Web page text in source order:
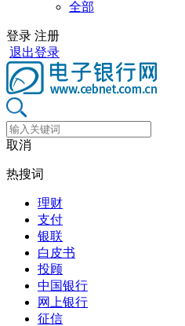
全部
登录 注册
退出登录
取消
热搜词
理财
支付
银联
白皮书
投顾
中国银行
网上银行
征信